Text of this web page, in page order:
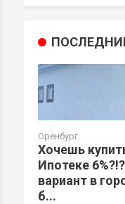
Оренбург
Хочешь
Ипотеке
вариант в
б...